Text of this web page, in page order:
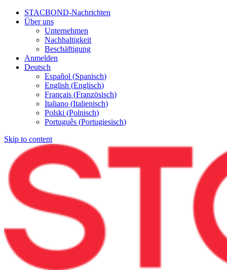
STACBOND-Nachrichten
Über uns
Unternehmen
Nachhaltigkeit
Beschäftigung
Anmelden
Deutsch
Español (Spanisch)
English (Englisch)
Français (Französisch)
Italiano (Italienisch)
Polski (Polnisch)
Português (Portugiesisch)
Skip to content